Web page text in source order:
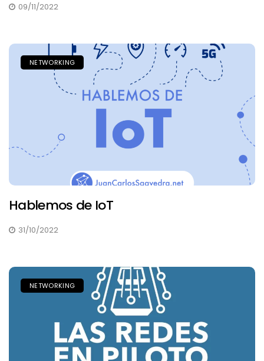
09/11/2022
NETWORKING
Hablemos de IoT
31/10/2022
NETWORKING